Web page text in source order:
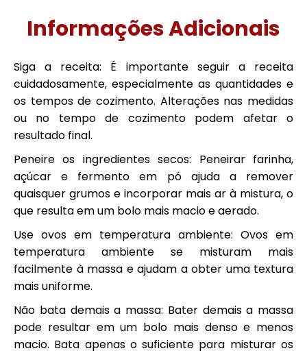
Informações Adicionais
Siga a receita: É importante seguir a receita
cuidadosamente, especialmente as quantidades e
os tempos de cozimento. Alterações nas medidas
ou no tempo de cozimento podem afetar o
resultado final.
Peneire os ingredientes secos: Peneirar farinha,
açúcar e fermento em pó ajuda a remover
quaisquer grumos e incorporar mais ar à mistura, o
que resulta em um bolo mais macio e aerado.
Use ovos em temperatura ambiente: Ovos em
temperatura ambiente se misturam mais
facilmente à massa e ajudam a obter uma textura
mais uniforme.
Não bata demais a massa: Bater demais a massa
pode resultar em um bolo mais denso e menos
macio. Bata apenas o suficiente para misturar os